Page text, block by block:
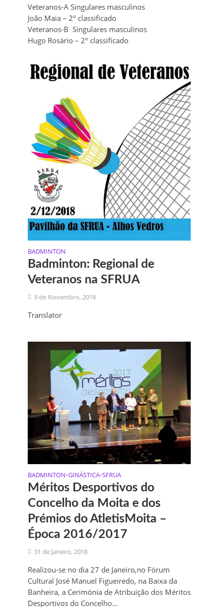
Veteranos-A Singulares masculinos
João Maia – 2º classificado
Veteranos-B Singulares masculinos
Hugo Rosário – 2º classificado
BADMINTON
Badminton: Regional de
Veteranos na SFRUA
9 de Novembro, 2018
Translator
BADMINTON•GINÁSTICA•SFRUA
Méritos Desportivos do
Concelho da Moita e dos
Prémios do AtletisMoita –
Época 2016/2017
31 de Janeiro, 2018
Realizou-se no dia 27 de Janeiro,no Fórum
Cultural José Manuel Figueiredo, na Baixa da
Banheira, a Cerimónia de Atribuição dos Méritos
Desportivos do Concelho...